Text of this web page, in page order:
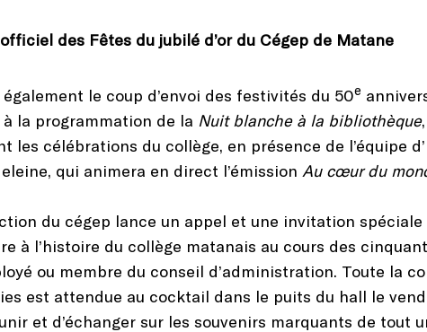
des Fêtes du jubilé d’or du Cégep de Matane
le coup d’envoi des festivités du 50e
la programmation de la Nuit blanche à la bibliothèque
célébrations du collège, en présence de l’équipe
qui animera en direct l’émission Au cœur du
du cégep lance un appel et une invitation
à l’histoire du collège matanais au cours des
ou membre du conseil d’administration. Toute la
est attendue au cocktail dans le puits du hall le
et d’échanger sur les souvenirs marquants de tout